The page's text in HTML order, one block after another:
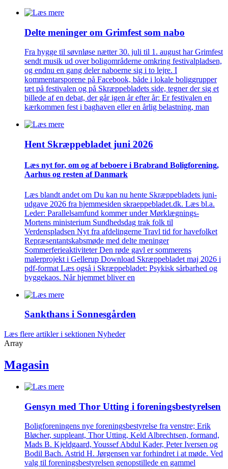
Delte meninger om Grimfest som nabo
Fra hygge til søvnløse nætter 30. juli til 1. august har Grimfest
sendt musik ud over boligområderne omkring festivalpladsen,
og endnu en gang deler naboerne sig i to lejre. I
kommentarsporene på Facebook, både i lokale boliggrupper
tæt på festivalen og på Skræppebladets side, tegner der sig et
billede af en debat, der går igen år efter år: Er festivalen en
kærkommen fest i baghaven eller en årlig belastning, man
Hent Skræppe­bladet juni 2026
Læs nyt for, om og af beboere i Brabrand Bolig­forening,
Aarhus og resten af Danmark
Læs blandt andet om Du kan nu hente Skræppebladets juni-
udgave 2026 fra hjemmesiden skraeppebladet.dk. Læs bl.a.
Leder: Parallelsamfund kommer under Mørklægnings-
Mortens ministerium Sundhedsdag trak folk til
Verdenspladsen Nyt fra afdelingerne Travl tid for havefolket
Repræsentantskabsmøde med delte meninger
Sommerferieaktiviteter Den røde gavl er sommerens
malerprojekt i Gellerup Download Skræppebladet maj 2026 i
pdf-format Læs også i Skræppebladet: Psykisk sårbarhed og
byggekaos. Når hjemmet bliver en
Sankthans i Sonnes­gården
Læs flere artikler i sektionen Nyheder
Array
Magasin
Gensyn med Thor Utting i forenings­bestyrelsen
Boligforeningens nye foreningsbestyrelse fra venstre; Erik
Bløcher, suppleant, Thor Utting, Keld Albrechtsen, formand,
Mads B. Kjeldgaard, Youssef Abdul Kader, Peter Iversen og
Bodil Bach. Astrid H. Jørgensen var forhindret i at møde. Ved
valg til foreningsbestyrelsen genopstillede en gammel